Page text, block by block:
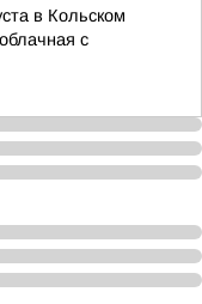
в Кольском
с